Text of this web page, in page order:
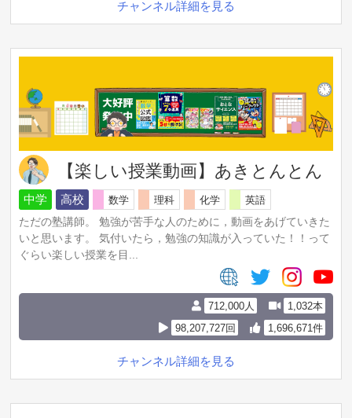
チャンネル詳細を見る
【楽しい授業動画】あきとんとん
中学 高校 数学 理科 化学
英語
ただの塾講師。 勉強が苦手な人のために，動画をあげていきた
いと思います。 気付いたら，勉強の知識が入っていた！！って
ぐらい楽しい授業を目...
712,000人
1,032本
98,207,727回
1,696,671件
チャンネル詳細を見る